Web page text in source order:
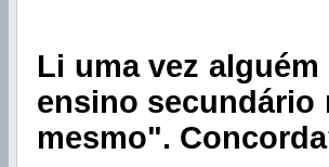
Li uma vez
ensino
mesmo".